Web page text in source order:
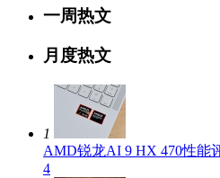
一周热文
月度热文
1
AMD锐龙AI 9 HX 470性能
4